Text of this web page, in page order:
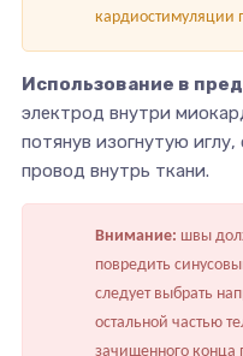
кардиостимуляции
Использование в
электрод внутри
потянув изогнутую
провод внутрь ткани.
Внимание: швы
повредить
следует выбрать
остальной частью
зачищенного конца